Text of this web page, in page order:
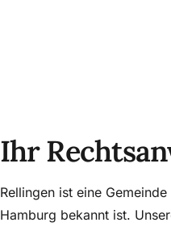
Ihr
Rellingen ist eine
Hamburg bekannt ist.